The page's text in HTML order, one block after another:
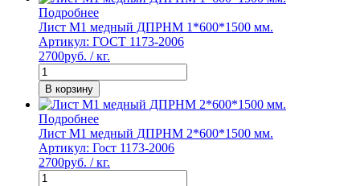
Подробнее
Лист М1 медный ДПРНМ 1*600*1500 мм.
Артикул: ГОСТ 1173-2006
2700руб. / кг.
В корзину
Подробнее
Лист М1 медный ДПРНМ 2*600*1500 мм.
Артикул: Гост 1173-2006
2700руб. / кг.